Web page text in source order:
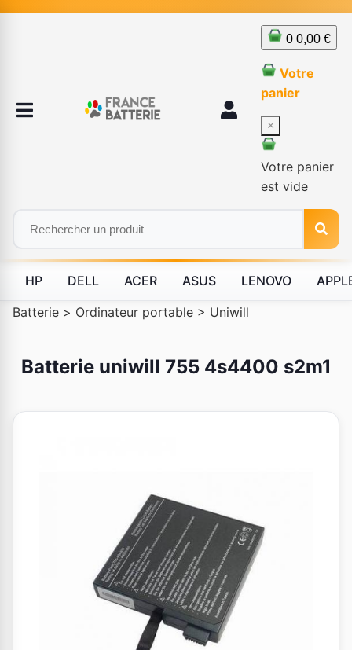
0 0,00 €
Votre
panier
×
Votre panier
est vide
HP DELL ACER ASUS LENOVO
Batterie > Ordinateur portable > Uniwill
Batterie uniwill 755 4s4400 s2m1